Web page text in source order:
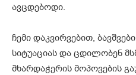
ავცდებოდი.
ჩემი დაკვირვებით,
სიტუაციას და ცდილობენ
მხარდაჭერის მოპოვების